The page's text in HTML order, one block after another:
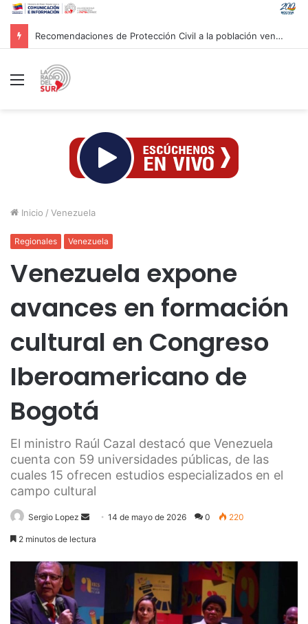
Recomendaciones de Protección Civil a la población venezolana ante fenómeno climatológico «El Niño»
Menú
Inicio / Venezuela
Regionales Venezuela
Venezuela expone
avances en formación
cultural en Congreso
Iberoamericano de
Bogotá
El ministro Raúl Cazal destacó que Venezuela
cuenta con 59 universidades públicas, de las
cuales 15 ofrecen estudios especializados en el
campo cultural
Sergio Lopez
Send14 de mayo de 2026 0 220
2 minutos de lectura